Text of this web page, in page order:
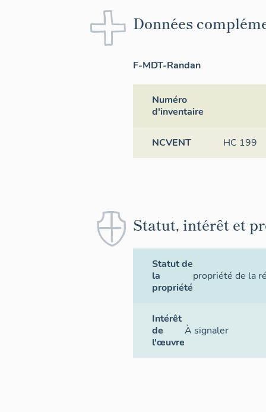
Données
F-MDT-Randan
Numéro
d'inventaire
NCVENT HC 199
Statut, intérêt et
Statut de
la
propriété
propriété de la
Intérêt
de
l'œuvre
À signaler